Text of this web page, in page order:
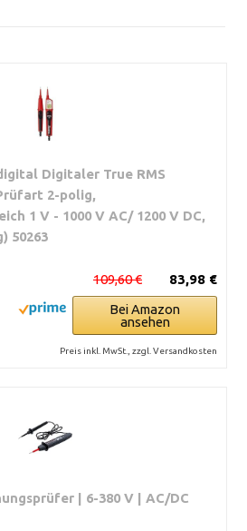
Digitaler True RMS
2-polig,
1 V - 1000 V AC/ 1200 V DC,
50263
83,98 €
109,60 €
Bei Amazon
ansehen
Preis inkl. MwSt., zzgl. Versandkosten
| 6-380 V | AC/DC